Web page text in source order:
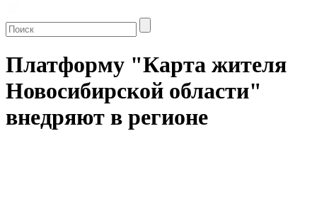
Платформу "Карта жителя
Новосибирской области"
внедряют в регионе